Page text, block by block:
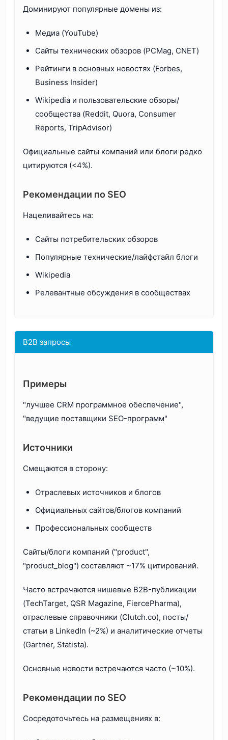
Доминируют популярные домены из:
Медиа (YouTube)
Сайты технических обзоров (PCMag, CNET)
Рейтинги в основных новостях (Forbes,
Business Insider)
Wikipedia и пользовательские обзоры/
сообщества (Reddit, Quora, Consumer
Reports, TripAdvisor)
Официальные сайты компаний или блоги редко
цитируются (<4%).
Рекомендации по SEO
Нацеливайтесь на:
Сайты потребительских обзоров
Популярные технические/лайфстайл блоги
Wikipedia
Релевантные обсуждения в сообществах
B2B запросы
Примеры
"лучшее CRM программное обеспечение",
"ведущие поставщики SEO-программ"
Источники
Смещаются в сторону:
Отраслевых источников и блогов
Официальных сайтов/блогов компаний
Профессиональных сообществ
Сайты/блоги компаний ("product",
"product_blog") составляют ~17% цитирований.
Часто встречаются нишевые B2B-публикации
(TechTarget, QSR Magazine, FiercePharma),
отраслевые справочники (Clutch.co), посты/
статьи в LinkedIn (~2%) и аналитические отчеты
(Gartner, Statista).
Основные новости встречаются часто (~10%).
Рекомендации по SEO
Сосредоточьтесь на размещениях в: